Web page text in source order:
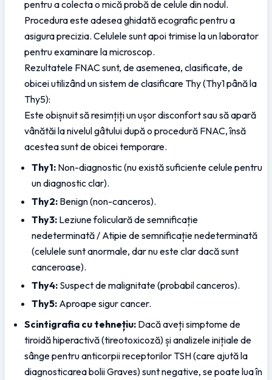
pentru a colecta o mică probă de celule din nodul.
Procedura este adesea ghidată ecografic pentru a
asigura precizia. Celulele sunt apoi trimise la un laborator
pentru examinare la microscop.
Rezultatele FNAC sunt, de asemenea, clasificate, de
obicei utilizând un sistem de clasificare Thy (Thy1 până la
Thy5):
Este obișnuit să resimțiți un ușor disconfort sau să apară
vânătăi la nivelul gâtului după o procedură FNAC, însă
acestea sunt de obicei temporare.
Thy1: Non-diagnostic (nu există suficiente celule pentru
un diagnostic clar).
Thy2: Benign (non-canceros).
Thy3: Leziune foliculară de semnificație
nedeterminată / Atipie de semnificație nedeterminată
(celulele sunt anormale, dar nu este clar dacă sunt
canceroase).
Thy4: Suspect de malignitate (probabil canceros).
Thy5: Aproape sigur cancer.
Scintigrafia cu tehnețiu: Dacă aveți simptome de
tiroidă hiperactivă (tireotoxicoză) și analizele inițiale de
sânge pentru anticorpii receptorilor TSH (care ajută la
diagnosticarea bolii Graves) sunt negative, se poate lua în